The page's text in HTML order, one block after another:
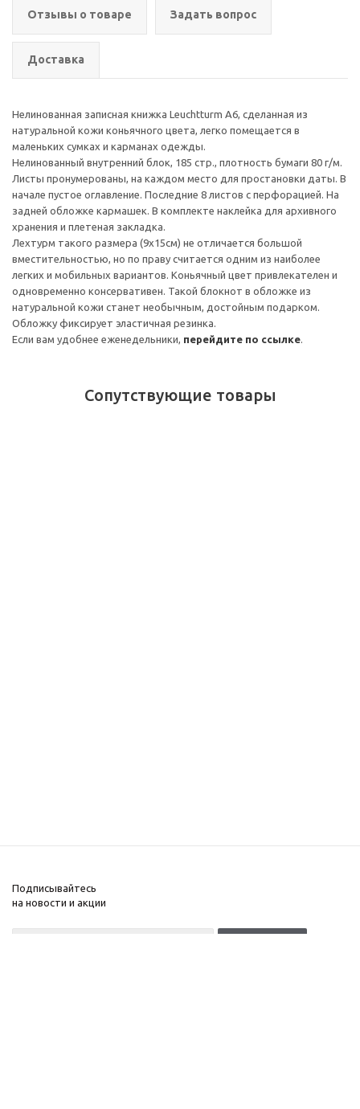
Отзывы о товаре Задать вопрос
Доставка
Нелинованная записная книжка Leuchtturm А6, сделанная из
натуральной кожи коньячного цвета, легко помещается в
маленьких сумках и карманах одежды.
Нелинованный внутренний блок, 185 стр., плотность бумаги 80 г/м.
Листы пронумерованы, на каждом место для простановки даты. В
начале пустое оглавление. Последние 8 листов с перфорацией. На
задней обложке кармашек. В комплекте наклейка для архивного
хранения и плетеная закладка.
Лехтурм такого размера (9х15см) не отличается большой
вместительностью, но по праву считается одним из наиболее
легких и мобильных вариантов. Коньячный цвет привлекателен и
одновременно консервативен. Такой блокнот в обложке из
натуральной кожи станет необычным, достойным подарком.
Обложку фиксирует эластичная резинка.
Если вам удобнее еженедельники, перейдите по ссылке.
Сопутствующие товары
Подписывайтесь
на новости и акции